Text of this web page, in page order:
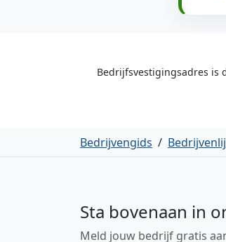
Bedrijfsvestigingsadres is
Bedrijvengids /
Sta bovenaan in
Meld jouw bedrijf gratis